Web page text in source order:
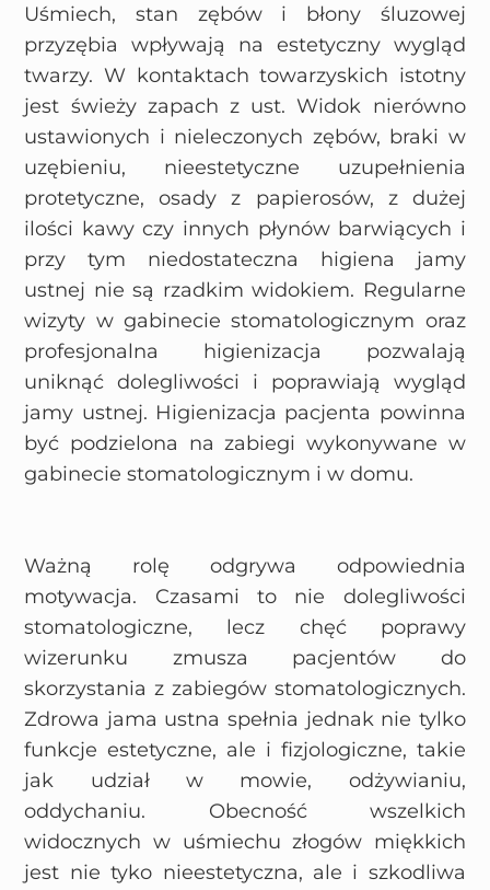
Uśmiech, stan zębów i błony śluzowej
przyzębia wpływają na estetyczny wygląd
twarzy. W kontaktach towarzyskich istotny
jest świeży zapach z ust. Widok nierówno
ustawionych i nieleczonych zębów, braki w
uzębieniu, nieestetyczne uzupełnienia
protetyczne, osady z papierosów, z dużej
ilości kawy czy innych płynów barwiących i
przy tym niedostateczna higiena jamy
ustnej nie są rzadkim widokiem. Regularne
wizyty w gabinecie stomatologicznym oraz
profesjonalna higienizacja pozwalają
uniknąć dolegliwości i poprawiają wygląd
jamy ustnej. Higienizacja pacjenta powinna
być podzielona na zabiegi wykonywane w
gabinecie stomatologicznym i w domu.
Ważną rolę odgrywa odpowiednia
motywacja. Czasami to nie dolegliwości
stomatologiczne, lecz chęć poprawy
wizerunku zmusza pacjentów do
skorzystania z zabiegów stomatologicznych.
Zdrowa jama ustna spełnia jednak nie tylko
funkcje estetyczne, ale i fizjologiczne, takie
jak udział w mowie, odżywianiu,
oddychaniu. Obecność wszelkich
widocznych w uśmiechu złogów miękkich
jest nie tyko nieestetyczna, ale i szkodliwa